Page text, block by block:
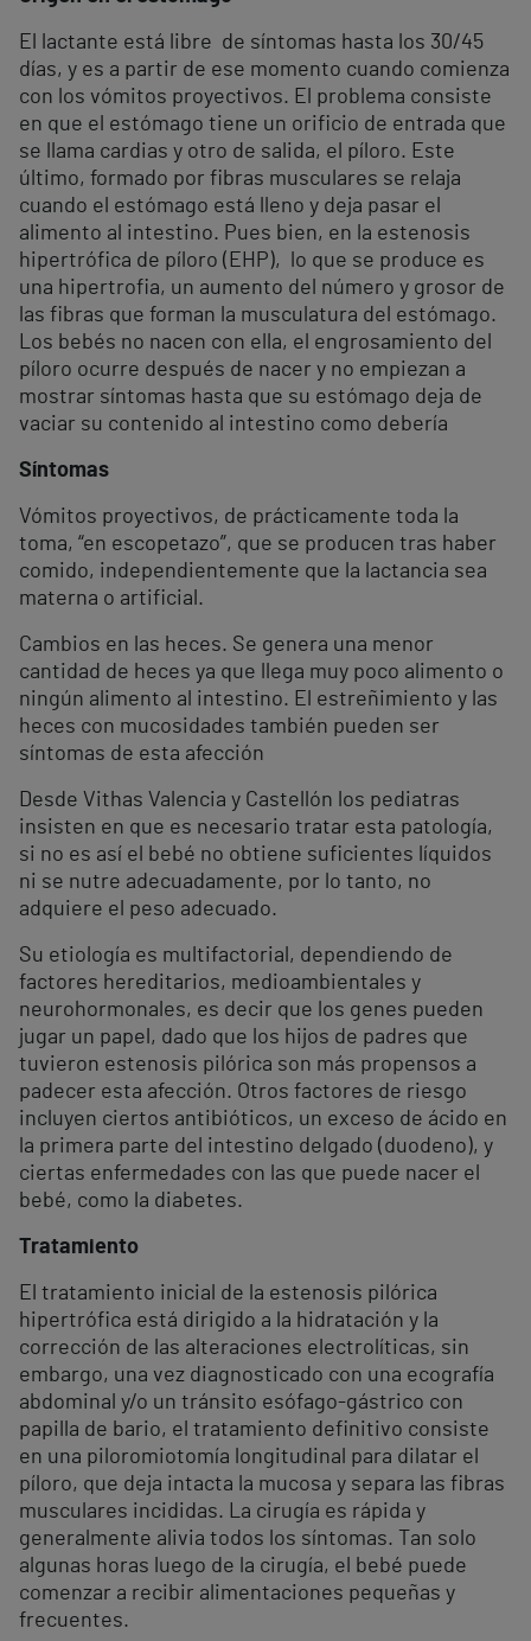
El lactante está libre de síntomas hasta los 30/45
días, y es a partir de ese momento cuando comienza
con los vómitos proyectivos. El problema consiste
en que el estómago tiene un orificio de entrada que
se llama cardias y otro de salida, el píloro. Este
último, formado por fibras musculares se relaja
cuando el estómago está lleno y deja pasar el
alimento al intestino. Pues bien, en la estenosis
hipertrófica de píloro (EHP), lo que se produce es
una hipertrofia, un aumento del número y grosor de
las fibras que forman la musculatura del estómago.
Los bebés no nacen con ella, el engrosamiento del
píloro ocurre después de nacer y no empiezan a
mostrar síntomas hasta que su estómago deja de
vaciar su contenido al intestino como debería
Síntomas
Vómitos proyectivos, de prácticamente toda la
toma, “en escopetazo”, que se producen tras haber
comido, independientemente que la lactancia sea
materna o artificial.
Cambios en las heces. Se genera una menor
cantidad de heces ya que llega muy poco alimento o
ningún alimento al intestino. El estreñimiento y las
heces con mucosidades también pueden ser
síntomas de esta afección
Desde Vithas Valencia y Castellón los pediatras
insisten en que es necesario tratar esta patología,
si no es así el bebé no obtiene suficientes líquidos
ni se nutre adecuadamente, por lo tanto, no
adquiere el peso adecuado.
Su etiología es multifactorial, dependiendo de
factores hereditarios, medioambientales y
neurohormonales, es decir que los genes pueden
jugar un papel, dado que los hijos de padres que
tuvieron estenosis pilórica son más propensos a
padecer esta afección. Otros factores de riesgo
incluyen ciertos antibióticos, un exceso de ácido en
la primera parte del intestino delgado (duodeno), y
ciertas enfermedades con las que puede nacer el
bebé, como la diabetes.
Tratamiento
El tratamiento inicial de la estenosis pilórica
hipertrófica está dirigido a la hidratación y la
corrección de las alteraciones electrolíticas, sin
embargo, una vez diagnosticado con una ecografía
abdominal y/o un tránsito esófago-gástrico con
papilla de bario, el tratamiento definitivo consiste
en una piloromiotomía longitudinal para dilatar el
píloro, que deja intacta la mucosa y separa las fibras
musculares incididas. La cirugía es rápida y
generalmente alivia todos los síntomas. Tan solo
algunas horas luego de la cirugía, el bebé puede
comenzar a recibir alimentaciones pequeñas y
frecuentes.